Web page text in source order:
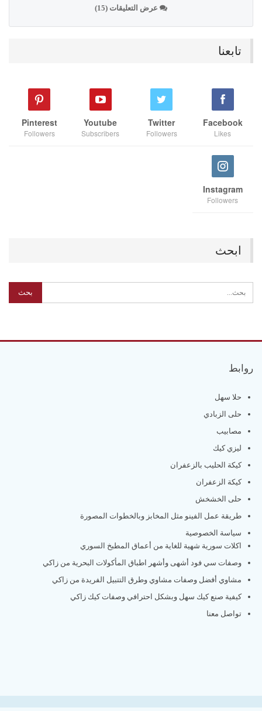
عرض التعليقات (15)
تابعنا
Facebook
Likes
Twitter
Followers
Youtube
Subscribers
Pinterest
Followers
Instagram
Followers
ابحث
روابط
حلا سهل
حلى الزبادي
مصابيب
ليزي كيك
كيكة الحليب بالزعفران
كيكة الزعفران
حلى الخشخش
طريقة عمل الفينو مثل المخابز وبالخطوات المصورة
سياسة الخصوصية
اكلات سورية شهية للغاية من أعماق المطبخ السوري
وصفات سي فود أشهى وأشهر اطباق المأكولات البحرية من زاكي
مشاوي أفضل وصفات مشاوي وطرق التتبيل الفريدة من زاكي
كيفية صنع كيك سهل وبشكل احترافي وصفات كيك زاكي
تواصل معنا